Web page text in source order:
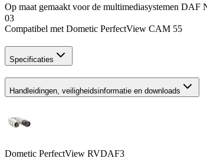
Op maat gemaakt voor de multimediasystemen
03
Compatibel met Dometic PerfectView CAM 55
Specificaties
Handleidingen, veiligheidsinformatie en downloads
Dometic PerfectView RVDAF3